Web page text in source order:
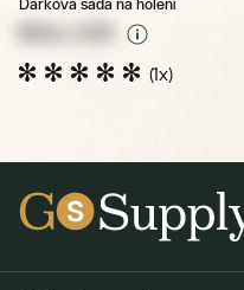
Dárková sada na holení
(1x)